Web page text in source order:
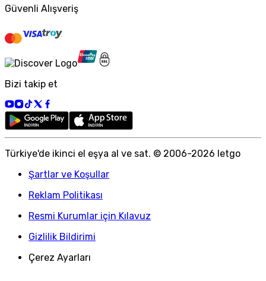
Güvenli Alışveriş
Bizi takip et
Türkiye'de ikinci el eşya al ve sat. © 2006-2026 letgo
Şartlar ve Koşullar
Reklam Politikası
Resmi Kurumlar için Kılavuz
Gizlilik Bildirimi
Çerez Ayarları